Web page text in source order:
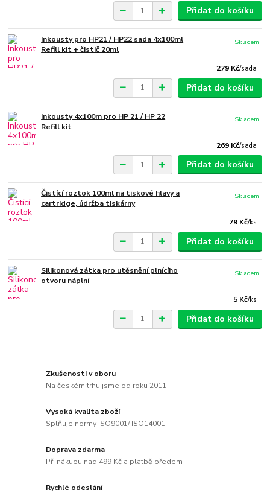
Přidat do košíku
Inkousty pro HP21 / HP22 sada 4x100ml
Refill kit + čistič 20ml
279 Kč/sada
Skladem
Přidat do košíku
Inkousty 4x100m pro HP 21 / HP 22
Refill kit
269 Kč/sada
Skladem
Přidat do košíku
Čistící roztok 100ml na tiskové hlavy a
cartridge, údržba tiskárny
79 Kč/ks
Skladem
Přidat do košíku
Silikonová zátka pro utěsnění plnícího
otvoru náplní
5 Kč/ks
Skladem
Přidat do košíku
Zkušenosti v oboru
Na českém trhu jsme od roku 2011
Vysoká kvalita zboží
Splňuje normy ISO9001/ ISO14001
Doprava zdarma
Při nákupu nad 499 Kč a platbě předem
Rychlé odeslání